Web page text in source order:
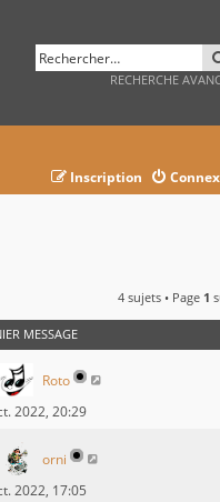
RECHERCHE
Inscription
4 sujets • Page 1
MESSAGE
Roto
2022, 20:29
orni
2022, 17:05